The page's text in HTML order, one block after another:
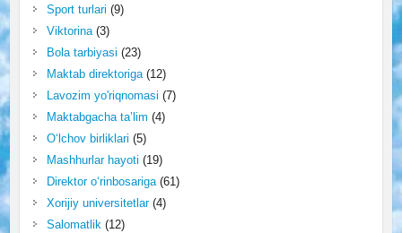
Sport turlari (9)
Viktorina(3)
Bola tarbiyasi (23)
Maktab direktoriga(12)
Lavozim yo'riqnomasi (7)
Maktabgacha ta’lim (4)
O‘lchov birliklari (5)
Mashhurlar hayoti (19)
Direktor o‘rinbosariga(61)
Xorijiy universitetlar(4)
Salomatlik(12)